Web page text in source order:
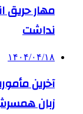
مهار حریق
نداشت
۱۴۰۴/۰۴/۱۸
آخرین
زبان